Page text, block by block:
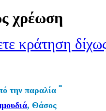
χρέωση
κράτηση
την παραλία *
, Θάσος